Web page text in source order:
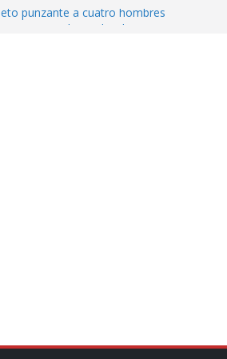
punzante a cuatro hombres
Ciudadano